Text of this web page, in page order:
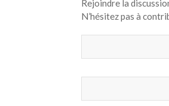
Rejoindre la
N’hésitez pas à